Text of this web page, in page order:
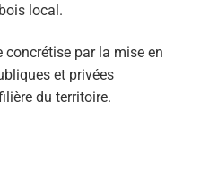
local.
concrétise par la mise en
et privées
du territoire.